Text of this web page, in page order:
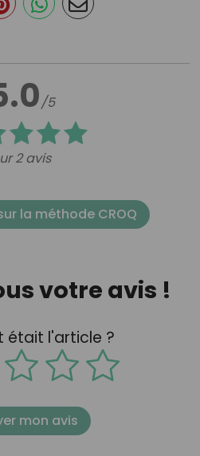
/5
2 avis
la méthode CROQ
votre avis !
était l'article ?
mon avis